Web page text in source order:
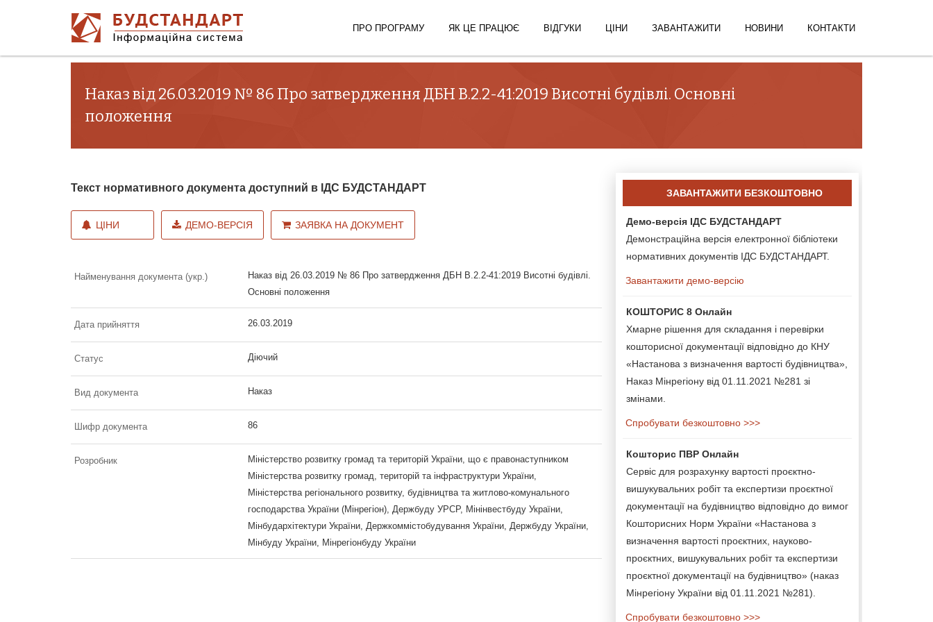
ПРО ПРОГРАМУ ЯК ЦЕ ПРАЦЮЄ ВІДГУКИ ЦІНИ ЗАВАНТАЖИТИ НОВИНИ КОНТАКТИ
Наказ від 26.03.2019 № 86 Про затвердження ДБН В.2.2-41:2019 Висотні будівлі. Основні
положення
Текст нормативного документа доступний в ІДС БУДСТАНДАРТ
ЦІНИ ДЕМО-ВЕРСІЯ ЗАЯВКА НА ДОКУМЕНТ
Найменування документа (укр.)
Наказ від 26.03.2019 № 86 Про затвердження ДБН В.2.2-41:2019 Висотні будівлі.
Основні положення
Дата прийняття 26.03.2019
Статус Діючий
Вид документа Наказ
Шифр документа 86
Розробник
Міністерство розвитку громад та територій України, що є правонаступником
Міністерства розвитку громад, територій та інфраструктури України,
Міністерства регіонального розвитку, будівництва та житлово-комунального
господарства України (Мінрегіон), Держбуду УРСР, Мінінвестбуду України,
Мінбудархітектури України, Держкоммістобудування України, Держбуду України,
Мінбуду України, Мінрегіонбуду України
ЗАВАНТАЖИТИ БЕЗКОШТОВНО
Демо-версія ІДС БУДСТАНДАРТ
Демонстраційна версія електронної бібліотеки
нормативних документів ІДС БУДСТАНДАРТ.
Завантажити демо-версію
КОШТОРИС 8 Онлайн
Хмарне рішення для складання і перевірки
кошторисної документації відповідно до КНУ
«Настанова з визначення вартості будівництва»,
Наказ Мінрегіону від 01.11.2021 №281 зі
змінами.
Спробувати безкоштовно >>>
Кошторис ПВР Онлайн
Сервіс для розрахунку вартості проєктно-
вишукувальних робіт та експертизи проєктної
документації на будівництво відповідно до вимог
Кошторисних Норм України «Настанова з
визначення вартості проєктних, науково-
проєктних, вишукувальних робіт та експертизи
проєктної документації на будівництво» (наказ
Мінрегіону України від 01.11.2021 №281).
Спробувати безкоштовно >>>